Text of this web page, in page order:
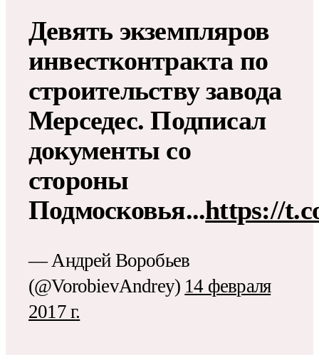
Девять экземпляров
инвестконтракта по
строительству завода
Мерседес. Подписал
документы со
стороны
Подмосковья...https://
— Андрей Воробьев
(@VorobievAndrey) 14 февраля
2017 г.